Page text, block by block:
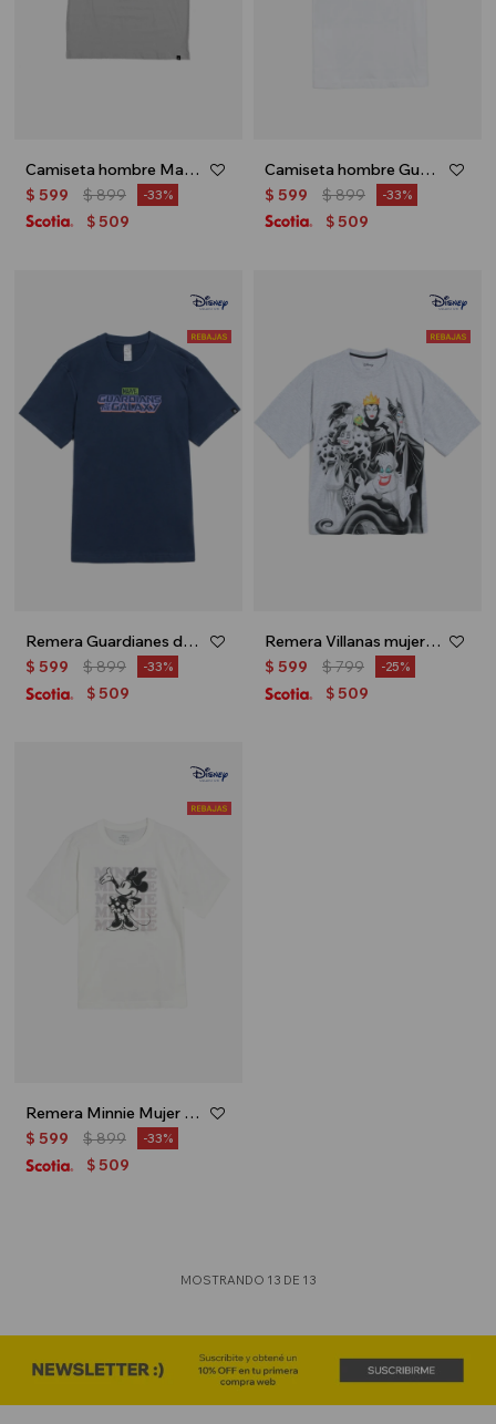
Camiseta hombre Mandalorian - Gris
$ 599 $899 33
$ 509
Camiseta hombre Guardians of the galaxy - Blanco
$ 599 $899 33
$ 509
Remera Guardianes de la Galaxia - Azul
$ 599 $899 33
$ 509
Remera Villanas mujer - Gris
$ 599 $799 25
$ 509
Remera Minnie Mujer - Blanco
$ 599 $899 33
$ 509
MOSTRANDO 13 DE 13